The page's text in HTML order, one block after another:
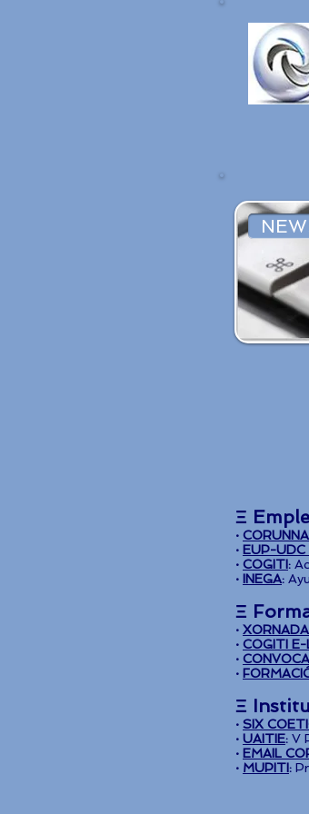
Ξ
·
· EUP-UDC
· COGITI:
· INEGA:
Ξ
·
· COGITI E-
·
·
Ξ
· SIX
· UAITIE: V
· EMAIL
· MUPITI: